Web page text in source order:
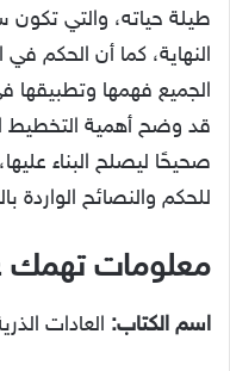
طيلة حياته، والتي
النهاية، كما أن الحكم
الجميع فهمها وتطبيقها
قد وضح أهمية التخطيط
صحيحًا ليصلح البناء
للحكم والنصائح الواردة
معلومات تهمك
اسم الكتاب: العادات